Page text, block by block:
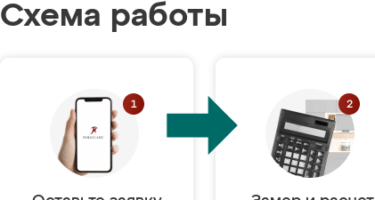
Схема работы